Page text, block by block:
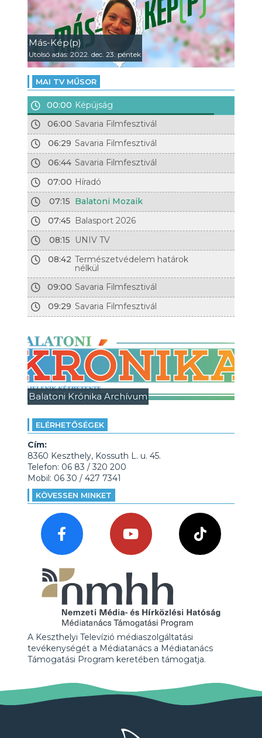
Más-Kép(p)
Utolsó adás: 2022. dec. 23. péntek
MAI TV MŰSOR
00:00 Képújság
06:00 Savaria Filmfesztivál
06:29 Savaria Filmfesztivál
06:44 Savaria Filmfesztivál
07:00 Híradó
07:15 Balatoni Mozaik
07:45 Balasport 2026
08:15
UNIV TV
08:42 Természetvédelem határok
nélkül
09:00 Savaria Filmfesztivál
09:29 Savaria Filmfesztivál
Balatoni Krónika Archívum
ELÉRHETŐSÉGEK
Cím:
8360 Keszthely, Kossuth L. u. 45.
Telefon: 06 83 / 320 200
Mobil: 06 30 / 427 7341
KÖVESSEN MINKET
A Keszthelyi Televízió médiaszolgáltatási
tevékenységét a Médiatanács a Médiatanács
Támogatási Program keretében támogatja.